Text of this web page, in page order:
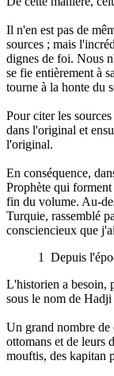
Il n'en est pas de
sources ; mais
dignes de foi. Nous
se fie entièrement à
tourne à la honte du
Pour citer les
dans l'original et
l'original.
En conséquence,
Prophète qui forment
fin du volume. Au-
Turquie, rassemblé
consciencieux que
1 Depuis
L'historien a besoin,
sous le nom de
Un grand nombre de
ottomans et de leurs
mouftis, des kapitan